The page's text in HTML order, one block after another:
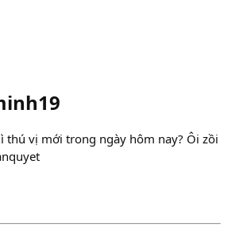
thú vị mới trong ngày hôm nay? Ôi zồi